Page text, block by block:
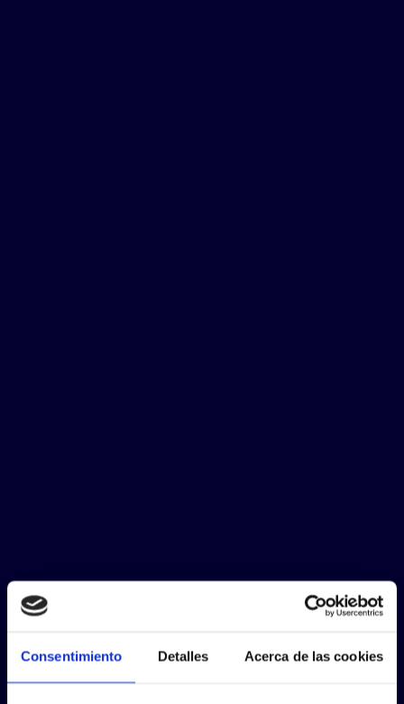
Consentimiento Detalles Acerca de las cookies